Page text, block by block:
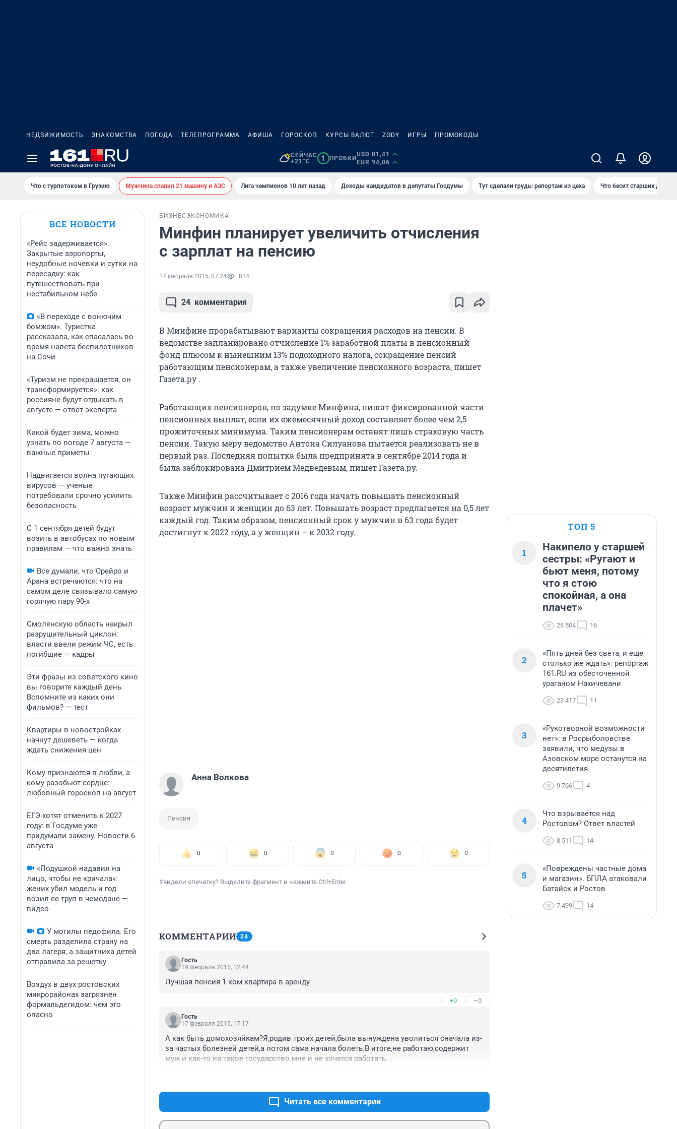
НЕДВИЖИМОСТЬ ЗНАКОМСТВА ПОГОДА ТЕЛЕПРОГРАММА АФИША ГОРОСКОП КУРСЫ ВАЛЮТ ZODY ИГРЫ ПРОМОКОДЫ
СЕЙЧАС
+21°C
1 ПРОБКИ
USD 81,41
EUR 94,06
Что с турпотоком в Грузию Мужчина спалил 21 машину и АЗС Лига чемпионов 10 лет назад Доходы кандидатов в депутаты Госдумы Тут сделали грудь: репортаж из цеха Что бесит старших детей
ВСЕ НОВОСТИ
«Рейс задерживается».
Закрытые аэропорты,
неудобные ночевки и сутки на
пересадку: как
путешествовать при
нестабильном небе
«В переходе с вонючим
бомжом». Туристка
рассказала, как спасалась во
время налета беспилотников
на Сочи
«Туризм не прекращается, он
трансформируется»: как
россияне будут отдыхать в
августе — ответ эксперта
Какой будет зима, можно
узнать по погоде 7 августа —
важные приметы
Надвигается волна пугающих
вирусов — ученые
потребовали срочно усилить
безопасность
С 1 сентября детей будут
возить в автобусах по новым
правилам — что важно знать
Все думали, что Орейро и
Арана встречаются: что на
самом деле связывало самую
горячую пару 90-х
Смоленскую область накрыл
разрушительный циклон:
власти ввели режим ЧС, есть
погибшие — кадры
Эти фразы из советского кино
вы говорите каждый день.
Вспомните из каких они
фильмов? — тест
Квартиры в новостройках
начнут дешеветь — когда
ждать снижения цен
Кому признаются в любви, а
кому разобьют сердце:
любовный гороскоп на август
ЕГЭ хотят отменить к 2027
году: в Госдуме уже
придумали замену. Новости 6
августа
«Подушкой надавил на
лицо, чтобы не кричала»:
жених убил модель и год
возил ее труп в чемодане —
видео
У могилы педофила. Его
смерть разделила страну на
два лагеря, а защитника детей
отправила за решетку
Воздух в двух ростовских
микрорайонах загрязнен
формальдегидом: чем это
опасно
БИЗНЕС ЭКОНОМИКА
Минфин планирует увеличить отчисления
с зарплат на пенсию
17 февраля 2015, 07:24 814
24 комментария
В Минфине прорабатывают варианты сокращения расходов на пенсии. В
ведомстве запланировано отчисление 1% заработной платы в пенсионный
фонд плюсом к нынешним 13% подоходного налога, сокращение пенсий
работающим пенсионерам, а также увеличение пенсионного возраста, пишет
Газета.ру .
Работающих пенсионеров, по задумке Минфина, лишат фиксированной части
пенсионных выплат, если их ежемесячный доход составляет более чем 2,5
прожиточных минимума. Таким пенсионерам оставят лишь страховую часть
пенсии. Такую меру ведомство Антона Силуанова пытается реализовать не в
первый раз. Последняя попытка была предпринята в сентябре 2014 года и
была заблокирована Дмитрием Медведевым, пишет Газета.ру.
Также Минфин рассчитывает с 2016 года начать повышать пенсионный
возраст мужчин и женщин до 63 лет. Повышать возраст предлагается на 0,5 лет
каждый год. Таким образом, пенсионный срок у мужчин в 63 года будет
достигнут к 2022 году, а у женщин – к 2032 году.
Анна Волкова
Пенсия
0 0 0 0 0
Увидели опечатку? Выделите фрагмент и нажмите Ctrl+Enter
КОММЕНТАРИИ 24
Гость
19 февраля 2015, 12:44
Лучшая пенсия 1 ком квартира в аренду
+0 –0
Гость
17 февраля 2015, 17:17
А как быть домохозяйкам?Я,родив троих детей,была вынуждена уволиться сначала из-
за частых болезней детей,а потом сама начала болеть.В итоге,не работаю,содержит
муж и как-то на такое государство мне и не хочется работать.
Читать все комментарии
ТОП 5
1
Накипело у старшей
сестры: «Ругают и
бьют меня, потому
что я стою
спокойная, а она
плачет»
26 504 16
2
«Пять дней без света, и еще
столько же ждать»: репортаж
161.RU из обесточенной
ураганом Нахичевани
23 417 11
3
«Рукотворной возможности
нет»: в Росрыболовстве
заявили, что медузы в
Азовском море останутся на
десятилетия
9 766 4
4
Что взрывается над
Ростовом? Ответ властей
8 511 14
5
«Повреждены частные дома
и магазин». БПЛА атаковали
Батайск и Ростов
7 499 14